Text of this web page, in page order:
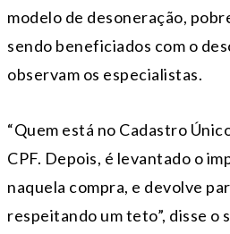
modelo de desoneração,
sendo beneficiados com o
observam os especialistas.
“Quem está no Cadastro
CPF. Depois, é levantado o
naquela compra, e devolve
respeitando um teto”, disse o